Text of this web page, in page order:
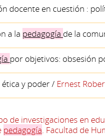
docente en cuestión :
a la pedagogía de la
por objetivos: obsesión
ética y poder/ Ernest
de investigaciones en
pedagogía. Facultad de